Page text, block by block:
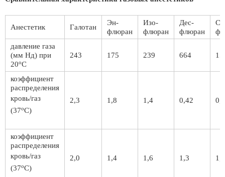
Анестетик Галотан
Эн-
флюран
Изо-
флюран
Дес-
флюран
давление газа
(мм Нд) при
20оС
243 175 239 664
коэффициент
распределения
кровь/газ
(37оС)
2,3 1,8 1,4 0,42
коэффициент
распределения
кровь/газ
(37оС)
2,0 1,4 1,6 1,3 1,7